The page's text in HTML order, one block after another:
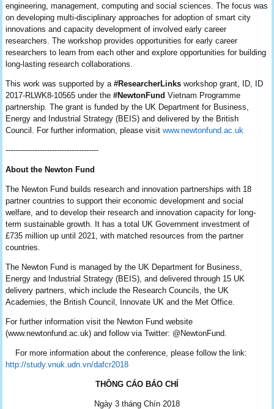
engineering, management, computing and social sciences. The focus was
on developing multi-disciplinary approaches for adoption of smart city
innovations and capacity development of involved early career
researchers. The workshop provides opportunities for early career
researchers to learn from each other and explore opportunities for building
long-lasting research collaborations.
This work was supported by a#ResearcherLinks workshop grant, ID, ID
2017-RLWK8-10565 under the#NewtonFund Vietnam Programme
partnership. The grant is funded by the UK Department for Business,
Energy and Industrial Strategy (BEIS) and delivered by the British
Council. For further information, please visit www.newtonfund.ac.uk
--------------------------------------
About the Newton Fund
The Newton Fund builds research and innovation partnerships with 18
partner countries to support their economic development and social
welfare, and to develop their research and innovation capacity for long-
term sustainable growth. It has a total UK Government investment of
£735 million up until 2021, with matched resources from the partner
countries.
The Newton Fund is managed by the UK Department for Business,
Energy and Industrial Strategy (BEIS), and delivered through 15 UK
delivery partners, which include the Research Councils, the UK
Academies, the British Council, Innovate UK and the Met Office.
For further information visit the Newton Fund website
(www.newtonfund.ac.uk) and follow via Twitter: @NewtonFund.
For more information about the conference, please follow the link:
http://study.vnuk.udn.vn/dafcr2018
THÔNG CÁO BÁO CHÍ
Ngày 3 tháng Chín 2018